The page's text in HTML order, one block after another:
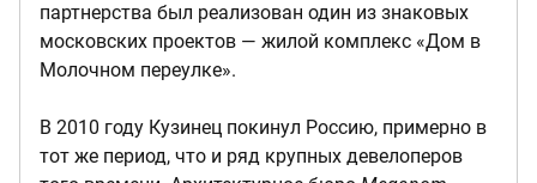
партнерства был реализован один из знаковых
московских проектов — жилой комплекс «Дом в
Молочном переулке».
В 2010 году Кузинец покинул Россию, примерно в
тот же период, что и ряд крупных девелоперов